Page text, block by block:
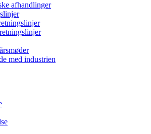
afhandlinger
med industrien